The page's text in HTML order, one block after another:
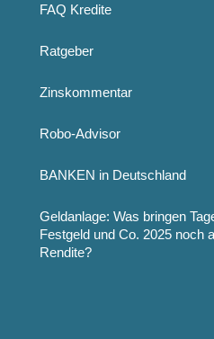
FAQ Kredite
Ratgeber
Zinskommentar
Robo-Advisor
BANKEN in Deutschland
Geldanlage: Was bringen
Festgeld und Co. 2025 noch
Rendite?